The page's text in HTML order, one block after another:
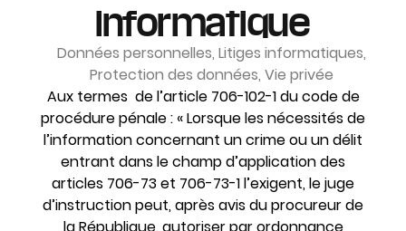
informatique
Données personnelles, Litiges informatiques,
Protection des données, Vie privée
Aux termes de l’article 706-102-1 du code de
procédure pénale : « Lorsque les nécessités de
l’information concernant un crime ou un délit
entrant dans le champ d’application des
articles 706-73 et 706-73-1 l’exigent, le juge
d’instruction peut, après avis du procureur de
la République, autoriser par ordonnance